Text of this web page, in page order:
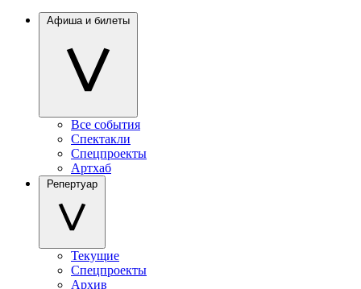
Афиша и билеты
Все события
Спектакли
Спецпроекты
Артхаб
Репертуар
Текущие
Спецпроекты
Архив